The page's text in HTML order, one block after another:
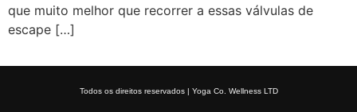
que muito melhor que recorrer a essas válvulas de
escape […]
Todos os direitos reservados | Yoga Co. Wellness LTD